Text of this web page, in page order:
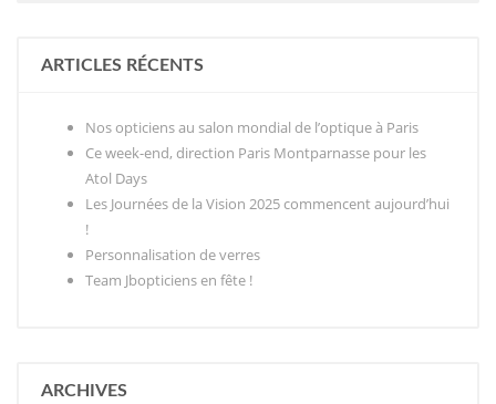
ARTICLES RÉCENTS
Nos opticiens au salon mondial de l’optique à Paris
Ce week-end, direction Paris Montparnasse pour les
Atol Days
Les Journées de la Vision 2025 commencent aujourd’hui
!
Personnalisation de verres
Team Jbopticiens en fête !
ARCHIVES